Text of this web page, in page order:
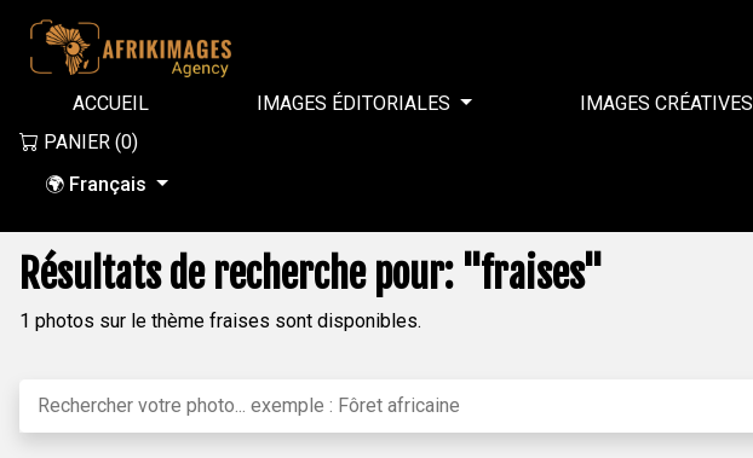
ACCUEIL IMAGES ÉDITORIALES IMAGES CRÉATIVES
PANIER (0)
🌍 Français
Résultats de recherche pour: "fraises"
1 photos sur le thème fraises sont disponibles.